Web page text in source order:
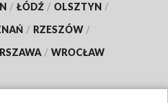
/ ŁÓDŹ / OLSZTYN /
/ RZESZÓW /
/ WROCŁAW